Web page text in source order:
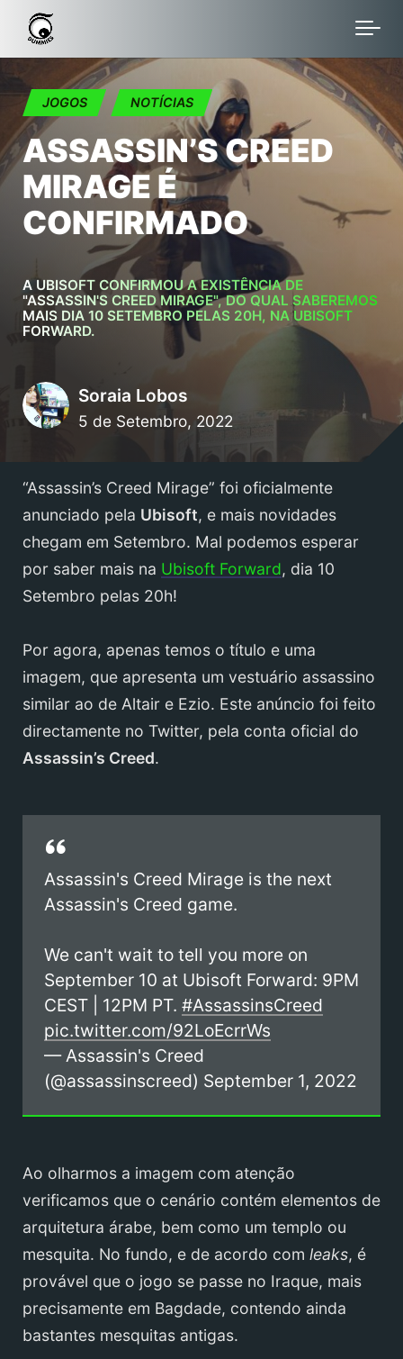
Skip to main content
JOGOS NOTÍCIAS
ASSASSIN’S CREED
MIRAGE É
CONFIRMADO
A UBISOFT CONFIRMOU A EXISTÊNCIA DE
"ASSASSIN'S CREED MIRAGE", DO QUAL SABEREMOS
MAIS DIA 10 SETEMBRO PELAS 20H, NA UBISOFT
FORWARD.
5 de Setembro, 2022
Soraia Lobos
“Assassin’s Creed Mirage” foi oficialmente
anunciado pela Ubisoft, e mais novidades
chegam em Setembro. Mal podemos esperar
por saber mais na Ubisoft Forward, dia 10
Setembro pelas 20h!
Por agora, apenas temos o título e uma
imagem, que apresenta um vestuário assassino
similar ao de Altair e Ezio. Este anúncio foi feito
directamente no Twitter, pela conta oficial do
Assassin’s Creed.
Assassin's Creed Mirage is the next
Assassin's Creed game.
We can't wait to tell you more on
September 10 at Ubisoft Forward: 9PM
CEST | 12PM PT. #AssassinsCreed
pic.twitter.com/92LoEcrrWs
— Assassin's Creed
(@assassinscreed) September 1, 2022
Ao olharmos a imagem com atenção
verificamos que o cenário contém elementos de
arquitetura árabe, bem como um templo ou
mesquita. No fundo, e de acordo com leaks, é
provável que o jogo se passe no Iraque, mais
precisamente em Bagdade, contendo ainda
bastantes mesquitas antigas.